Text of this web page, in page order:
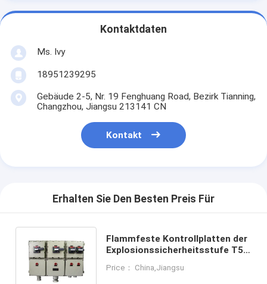
Kontaktdaten
Ms. Ivy
18951239295
Gebäude 2-5, Nr. 19 Fenghuang Road, Bezirk Tianning,
Changzhou, Jiangsu 213141 CN
Kontakt
Erhalten Sie Den Besten Preis Für
Flammfeste Kontrollplatten der
Explosionssicherheitsstufe T5
Konstruktion
Price： China,Jiangsu